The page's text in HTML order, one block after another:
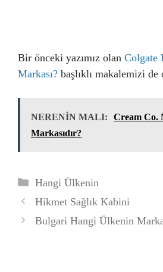
Bir önceki yazımız olan Colgate
Markası? başlıklı makalemizi de
NERENİN MALI:
Cream Co.
Markasıdır?
Kategoriler
Hangi Ülkenin
Hikmet Sağlık Kabini
Bulgari Hangi Ülkenin